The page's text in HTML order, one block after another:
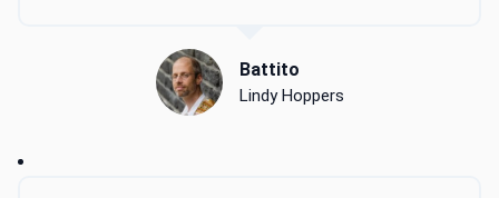
Battito
Lindy Hoppers